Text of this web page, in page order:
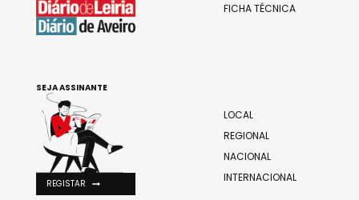
FICHA TÉCNICA
LOCAL
REGIONAL
NACIONAL
INTERNACIONAL
SEJA ASSINANTE
REGISTAR